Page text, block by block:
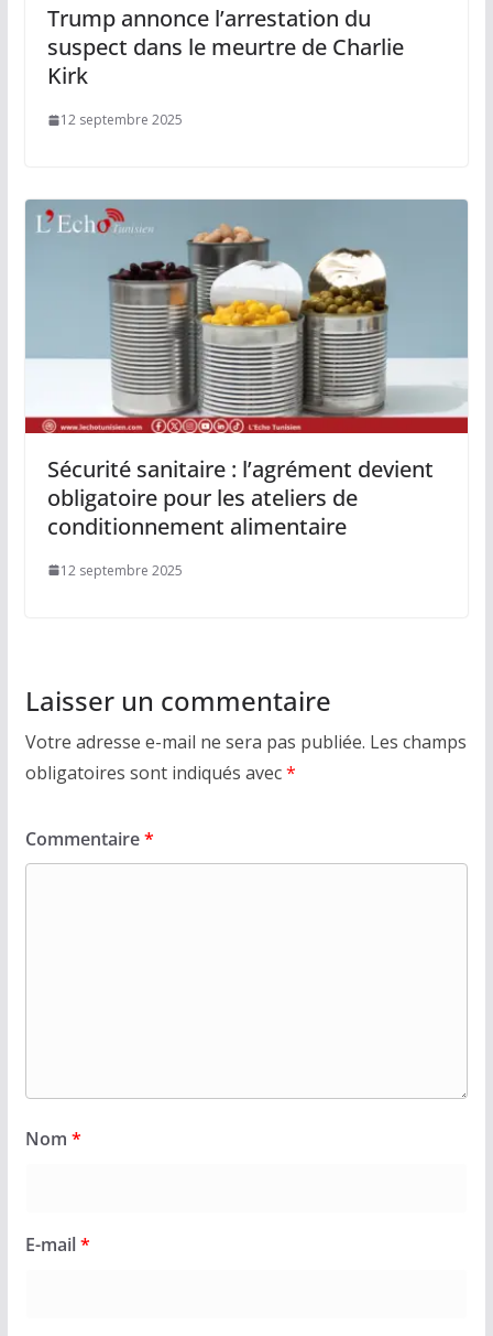
Trump annonce l’arrestation du
suspect dans le meurtre de Charlie
Kirk
12 septembre 2025
Sécurité sanitaire : l’agrément devient
obligatoire pour les ateliers de
conditionnement alimentaire
12 septembre 2025
Laisser un commentaire
Votre adresse e-mail ne sera pas publiée. Les champs
obligatoires sont indiqués avec*
Commentaire*
Nom *
E-mail*